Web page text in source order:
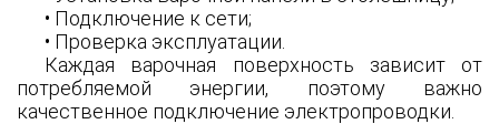
• Подключение к сети;
• Проверка эксплуатации.
Каждая варочная поверхность зависит от
потребляемой энергии, поэтому важно
качественное подключение электропроводки.